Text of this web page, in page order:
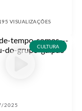
do
VISUALIZAÇÕES
CULTURA
2025